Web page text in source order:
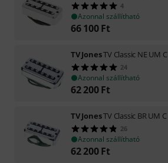
4
Azonnal szállítható
66 100 Ft
TV JonesTV Classic NE UM C
24
Azonnal szállítható
62 200 Ft
TV JonesTV Classic BR UM C
26
Azonnal szállítható
62 200 Ft